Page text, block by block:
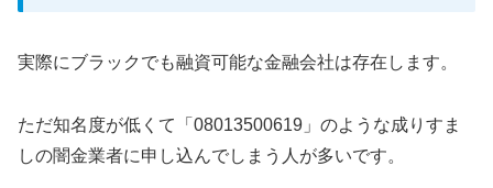
実際にブラックでも融資可能な金融会社は存在します。
ただ知名度が低くて「08013500619」のような成りすま
しの闇金業者に申し込んでしまう人が多いです。